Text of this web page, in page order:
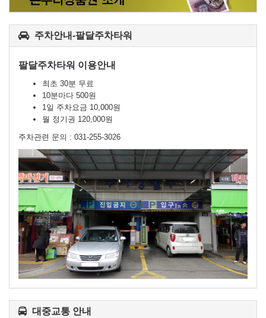
주차안내-팔달주차타워
팔달주차타워 이용안내
최초 30분 무료
10분마다 500원
1일 주차요금 10,000원
월 정기권 120,000원
주차관련 문의 : 031-255-3026
대중교통 안내